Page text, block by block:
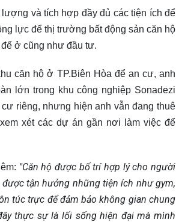
và tích hợp đầy đủ các tiện ích để
lực để thị trường bất động sản căn hộ
ở cũng như đầu tư.
căn hộ ở TP.Biên Hòa để an cư, anh
lớn trong khu công nghiệp Sonadezi
riêng, nhưng hiện anh vẫn đang thuê
xét các dự án gần nơi làm việc để
"Căn hộ được bố trí hợp lý cho người
tận hưởng những tiện ích như gym,
túc trực để đảm bảo không gian chung
thực sự là lối sống hiện đại mà mình